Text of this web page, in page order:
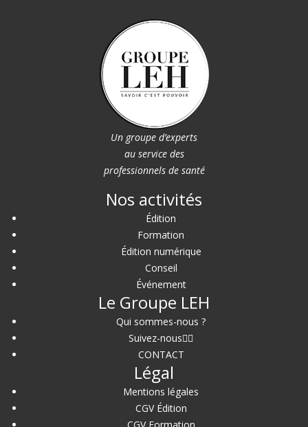
Un groupe d’experts
au service des
professionnels de santé
Nos activités
Édition
Formation
Édition numérique
Conseil
Événement
Le Groupe LEH
Qui sommes-nous ?
Suivez-nous
CONTACT
Légal
Mentions légales
CGV Édition